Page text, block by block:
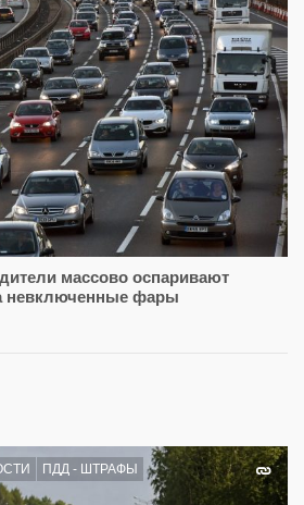
массово оспаривают
невключенные фары
ПДД - ШТРАФЫ